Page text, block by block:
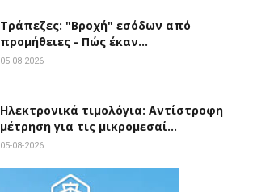
Τράπεζες: "Βροχή" εσόδων από
προμήθειες - Πώς έκαν…
05-08-2026
Ηλεκτρονικά τιμολόγια: Αντίστροφη
μέτρηση για τις μικρομεσαί…
05-08-2026